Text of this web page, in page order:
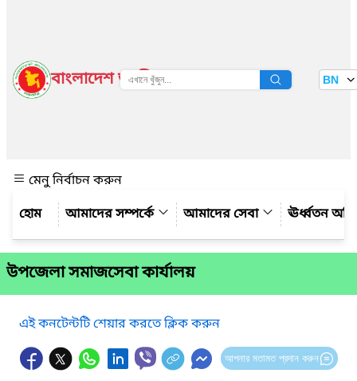
বাংলাদেশ জাতীয় তথ্য বাতায়ন BN
মেনু নির্বাচন করুন
আমাদের সম্পর্কে
আমাদের সেবা ঊর্ধ্বতন
উপজেলা সমাজসেবা কার্যালয়
এই কনটেন্টটি শেয়ার করতে ক্লিক করুন
আপনার মতামত প্রদান করুন